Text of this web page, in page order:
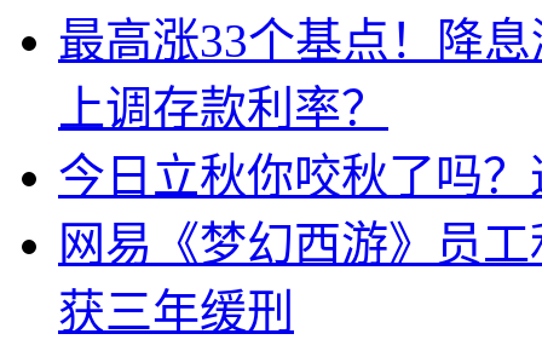
最高涨33个基点！降
上调存款利率？
今日立秋你咬秋了吗
网易《梦幻西游》员
获三年缓刑